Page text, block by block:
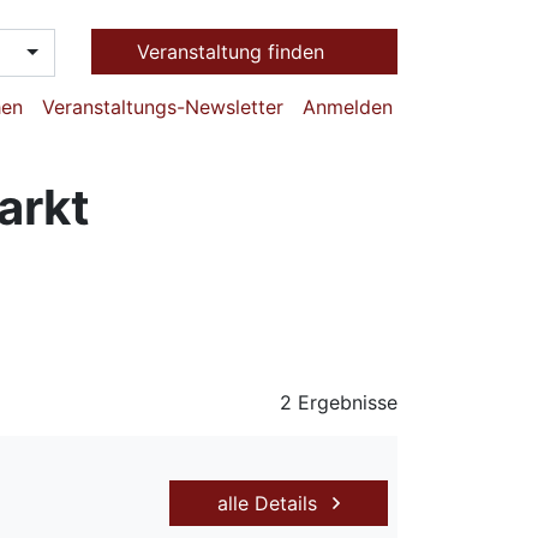
Veranstaltung finden
Veranstaltungs-Newsletter Anmelden
2 Ergebnisse
alle Details